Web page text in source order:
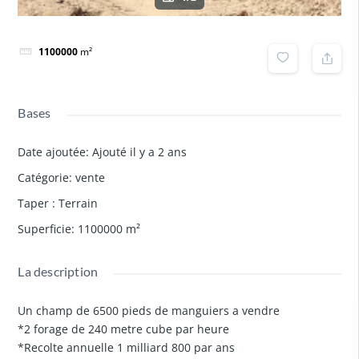
1100000 m²
Bases
Date ajoutée: Ajouté il y a 2 ans
Catégorie: vente
Taper : Terrain
Superficie: 1100000 m²
La description
Un champ de 6500 pieds de manguiers a vendre
*2 forage de 240 metre cube par heure
*Recolte annuelle 1 milliard 800 par ans